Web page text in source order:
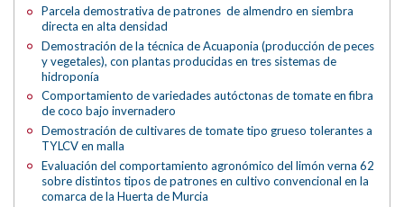
Parcela demostrativa de patrones de almendro en siembra
directa en alta densidad
Demostración de la técnica de Acuaponia (producción de peces
y vegetales), con plantas producidas en tres sistemas de
hidroponía
Comportamiento de variedades autóctonas de tomate en fibra
de coco bajo invernadero
Demostración de cultivares de tomate tipo grueso tolerantes a
TYLCV en malla
Evaluación del comportamiento agronómico del limón verna 62
sobre distintos tipos de patrones en cultivo convencional en la
comarca de la Huerta de Murcia